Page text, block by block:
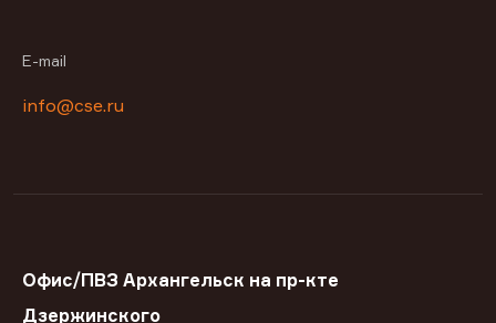
E-mail
info@cse.ru
Офис/ПВЗ Архангельск на пр-кте
Дзержинского